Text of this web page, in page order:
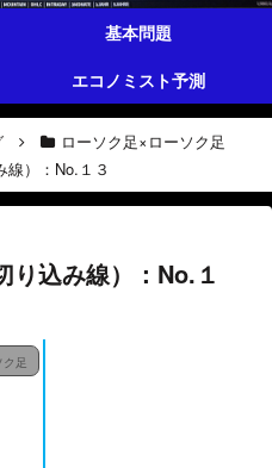
基本問題
エコノミスト予測
ローソク足×ローソク足
）：No.１３
り込み線）：No.１
足